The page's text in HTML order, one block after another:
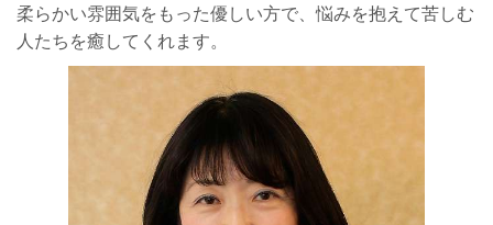
柔らかい雰囲気をもった優しい方で、悩みを抱えて苦しむ
人たちを癒してくれます。